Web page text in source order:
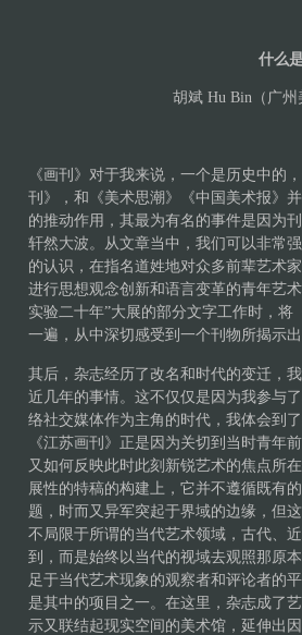
什么
胡斌 Hu Bin（ 广州
《画刊》对于我来说，一个是历史中的
刊》，和《美术思潮》《中国美术报》
的推动作用，其最为有名的事件是因为
轩然大波。从文章当中，我们可以非常
的认识，在指名道姓地对众多前辈艺术
进行思想观念创新和语言变革的青年艺
实验二十年”大展的部分文字工作时，
一遍，从中深切感受到一个刊物所揭示
其后，杂志经历了改名和时代的变迁，
近几年的事情。这不仅仅是因为我参与
络社交媒体作为主角的时代，我体会到
《江苏画刊》正是因为关切到当时青年
又如何反映此时此刻新锐艺术的焦点所
展性的特稿的构建上，它并不遵循既有
题，时而又异军突起于界域的边缘，但
不局限于所谓的当代艺术领域，古代、
到，而是始终以当代的视域去观照那原
足于当代艺术现象的观察者和评论者的
是其中的项目之一。在这里，杂志成了
示又联结起现实空间的美术馆，延伸出